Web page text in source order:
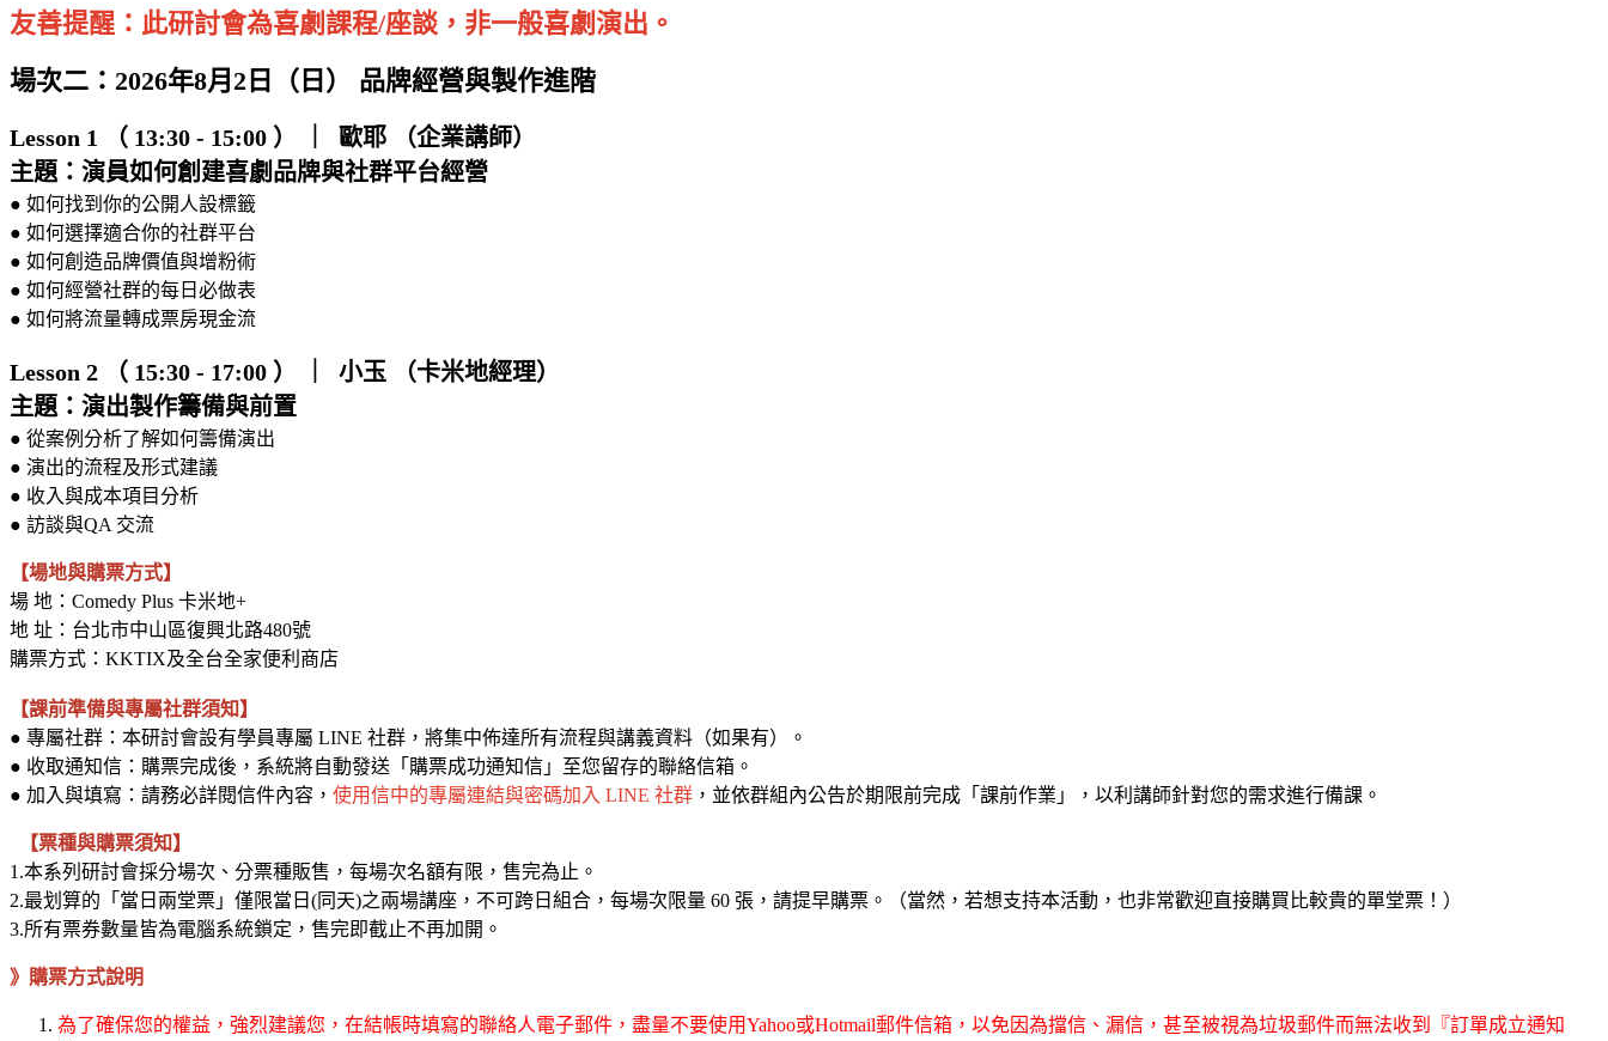
友善提醒：此研討會為喜劇課程/座談，非一般喜劇演出。
場次二： 2026年8月2日（日） 品牌經營與製作進階
Lesson 1 （ 13:30 - 15:00 ） ｜ 歐耶 （企業講師）
主題：演員如何創建喜劇品牌與社群平台經營
● 如何找到你的公開人設標籤
● 如何選擇適合你的社群平台
● 如何創造品牌價值與增粉術
● 如何經營社群的每日必做表
● 如何將流量轉成票房現金流
Lesson 2 （ 15:30 - 17:00 ） ｜ 小玉 （卡米地經理）
主題：演出製作籌備與前置
● 從案例分析了解如何籌備演出
● 演出的流程及形式建議
● 收入與成本項目分析
● 訪談與QA 交流
【場地與購票方式】
場 地：Comedy Plus 卡米地+
地 址：台北市中山區復興北路480號
購票方式：KKTIX及全台全家便利商店
【課前準備與專屬社群須知】
● 專屬社群：本研討會設有學員專屬 LINE 社群，將集中佈達所有流程與講義資料（如果有）。
● 收取通知信：購票完成後，系統將自動發送「購票成功通知信」至您留存的聯絡信箱。
● 加入與填寫：請務必詳閱信件內容， 使用信中的專屬連結與密碼加入 LINE 社群 ，並依群組內公告於期限前完成「課前作業」，以利講師針對您的需求進行備課。
【票種與購票須知】
1.本系列研討會採分場次、分票種販售，每場次名額有限，售完為止。
2.最划算的「當日兩堂票」僅限當日(同天)之兩場講座，不可跨日組合，每場次限量 60 張，請提早購票。（當然，若想支持本活動，也非常歡迎直接購買比較貴的單堂票！）
3.所有票券數量皆為電腦系統鎖定，售完即截止不再加開。
》購票方式說明
為了確保您的權益，強烈建議您，在結帳時填寫的聯絡人電子郵件，盡量不要使用Yahoo或Hotmail郵件信箱，以免因為擋信、漏信，甚至被視為垃圾郵件而無法收到『訂單成立通知